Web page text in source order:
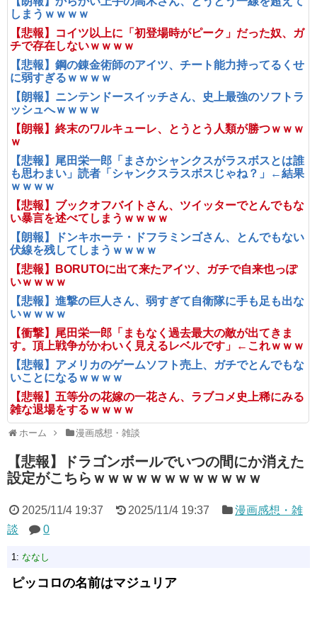
しまうｗｗｗｗ
【悲報】コイツ以上に「初登場時がピーク」だった奴、ガ
チで存在しないｗｗｗｗ
【悲報】鋼の錬金術師のアイツ、チート能力持ってるくせ
に弱すぎるｗｗｗｗ
【朗報】ニンテンドースイッチさん、史上最強のソフトラ
ッシュへｗｗｗｗ
【朗報】終末のワルキューレ、とうとう人類が勝つｗｗｗ
ｗ
【悲報】尾田栄一郎「まさかシャンクスがラスボスとは誰
も思わまい」読者「シャンクスラスボスじゃね？」←結果
ｗｗｗｗ
【悲報】ブックオフバイトさん、ツイッターでとんでもな
い暴言を述べてしまうｗｗｗｗ
【朗報】ドンキホーテ・ドフラミンゴさん、とんでもない
伏線を残してしまうｗｗｗｗ
【悲報】BORUTOに出て来たアイツ、ガチで自来也っぽ
いｗｗｗｗ
【悲報】進撃の巨人さん、弱すぎて自衛隊に手も足も出な
いｗｗｗｗ
【衝撃】尾田栄一郎「まもなく過去最大の敵が出てきま
す。頂上戦争がかわいく見えるレベルです」←これｗｗｗ
【悲報】アメリカのゲームソフト売上、ガチでとんでもな
いことになるｗｗｗｗ
【悲報】五等分の花嫁の一花さん、ラブコメ史上稀にみる
雑な退場をするｗｗｗｗ
ホーム 漫画感想・雑談
【悲報】ドラゴンボールでいつの間にか消えた
設定がこちらｗｗｗｗｗｗｗｗｗｗｗｗ
2025/11/4 19:37 2025/11/4 19:37
漫画感想・雑
談
0
1: ななし
ピッコロの名前はマジュリア